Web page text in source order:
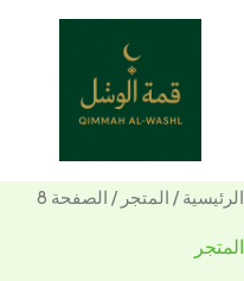
تخطي
الرئيسية / المتجر / الصفحة 8
المتجر